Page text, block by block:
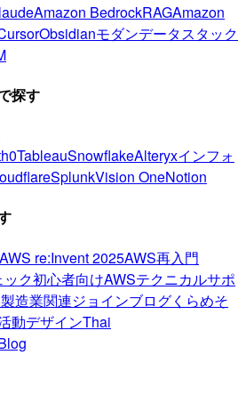
Amazon BedrockRAGAmazon
Obsidianモダンデータスタック
探す
TableauSnowflakeAlteryxインフォ
SplunkVision OneNotion
AWS re:Invent 2025AWS再入門
ク初心者向けAWSテクニカルサポ
製造業関連ジョインブログくらめそ
動デザインThai